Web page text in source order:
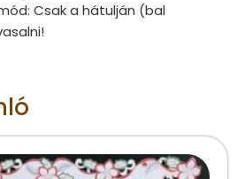
Csak a hátulján (bal